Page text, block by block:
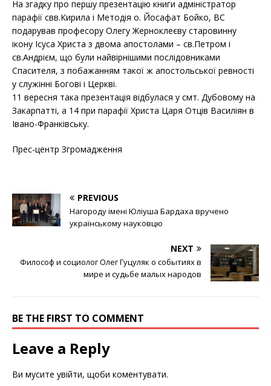
На згадку про першу презентацію книги адміністратор
парафії свв.Кирила і Методія о. Йосафат Бойко, ВС
подарував професору Олегу Жерноклеєву старовинну
ікону Ісуса Христа з двома апостолами – св.Петром і
св.Андрієм, що були найвірнішими послідовниками
Спасителя, з побажанням такої ж апостольської ревності
у служінні Богові і Церкві.
11 вересня така презентація відбулася у смт. Дубовому на
Закарпатті, а 14 при парафії Христа Царя Отців Василіян в
Івано-Франківську.
Прес-центр Згромадження
PREVIOUS
Нагороду імені Юліуша Бардаха вручено
українському науковцю
NEXT
Философ и социолог Олег Гуцуляк о событиях в
мире и судьбе малых народов
BE THE FIRST TO COMMENT
Leave a Reply
Ви мусите увійти, щоби коментувати.